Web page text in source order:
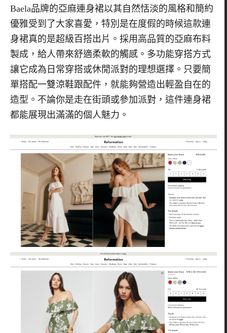
Baela品牌的亞麻連身裙以其自然恬淡的風格和簡約
優雅受到了大家喜愛，特別是在度假的時候這款連
身裙真的是超級百搭出片。採用高品質的亞麻布料
製成，給人帶來舒適柔軟的觸感。多功能穿搭方式
讓它成為日常穿搭或休閒派對的理想選擇。只要簡
單搭配一雙涼鞋跟配件，就能夠營造出輕盈自在的
造型。不論你是走在街頭或參加派對，這件連身裙
都能展現出滿滿的個人魅力。